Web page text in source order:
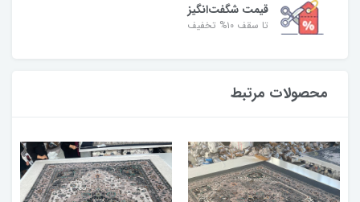
قیمت شگفت‌انگیز
تا سقف ۱۰% تخفیف
محصولات مرتبط